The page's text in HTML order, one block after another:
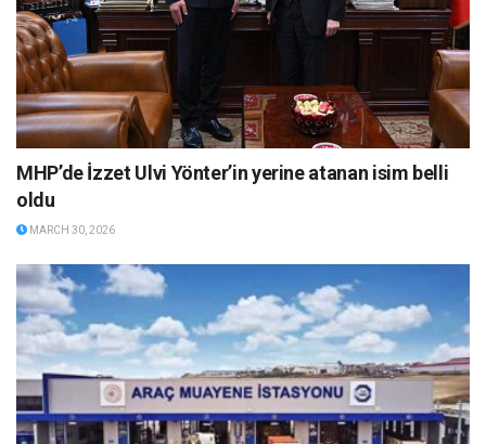
MHP’de İzzet Ulvi Yönter’in yerine atanan isim belli
oldu
MARCH 30, 2026